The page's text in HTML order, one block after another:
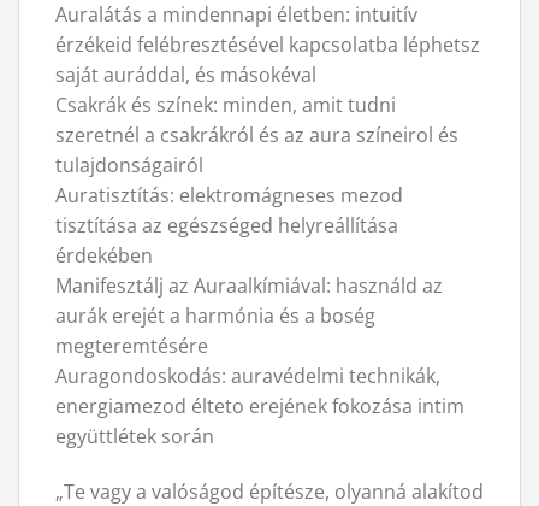
Auralátás a mindennapi életben: intuitív
érzékeid felébresztésével kapcsolatba léphetsz
saját auráddal, és másokéval
Csakrák és színek: minden, amit tudni
szeretnél a csakrákról és az aura színeirol és
tulajdonságairól
Auratisztítás: elektromágneses mezod
tisztítása az egészséged helyreállítása
érdekében
Manifesztálj az Auraalkímiával: használd az
aurák erejét a harmónia és a boség
megteremtésére
Auragondoskodás: auravédelmi technikák,
energiamezod élteto erejének fokozása intim
együttlétek során
„Te vagy a valóságod építésze, olyanná alakítod